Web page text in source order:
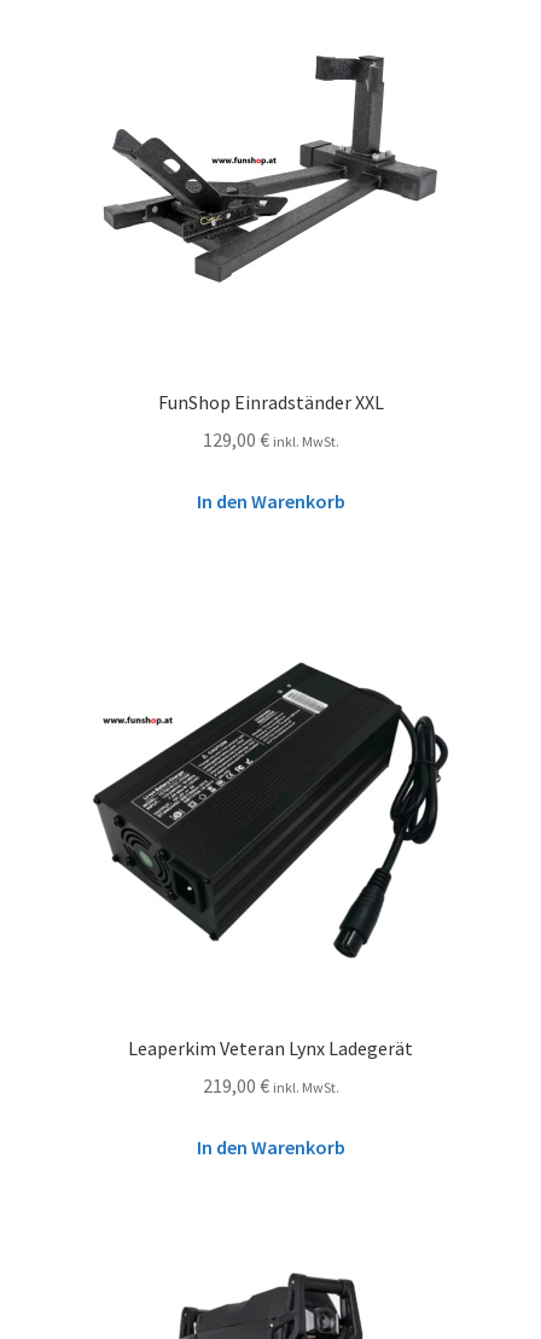
FunShop Einradständer XXL
129,00 € inkl. MwSt.
In den Warenkorb
Leaperkim Veteran Lynx Ladegerät
219,00 € inkl. MwSt.
In den Warenkorb